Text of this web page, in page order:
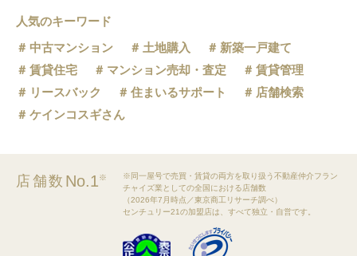
人気のキーワード
中古マンション
土地購入
新築一戸建て
賃貸住宅
マンション売却・査定
賃貸管理
リースバック
住まいるサポート
店舗検索
ケインコスギさん
店舗数 No.1※
※同一屋号で売買・賃貸の両方を取り扱う不動産仲介フラン
チャイズ業としての全国における店舗数
（2026年7月時点／東京商工リサーチ調べ）
センチュリー21の加盟店は、すべて独立・自営です。